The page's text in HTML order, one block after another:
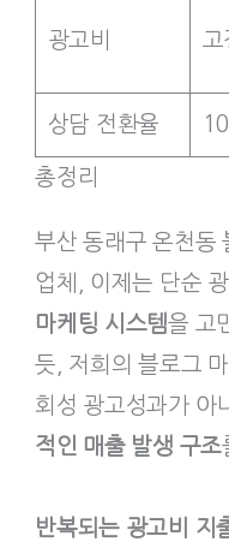
광고비 고
상담 전환율
총정리
부산 동래구 온천동
업체, 이제는 단순
마케팅 시스템을 고
듯, 저희의 블로그
회성 광고성과가 아
적인 매출 발생 구조
반복되는 광고비 지